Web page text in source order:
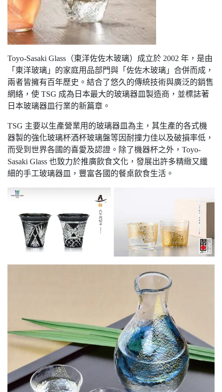
Toyo-Sasaki Glass（東洋佐佐木玻璃）成立於 2002 年，是由
「東洋玻璃」的家庭用品部門與「佐佐木玻璃」合併而成，
兩者皆擁有百年歷史。結合了悠久的傳統技術與廣泛的銷售
網絡，使 TSG 成為日本最大的玻璃器皿製造商，並標誌著
日本玻璃器皿行業的新篇章。
TSG 主要以生產營業用的玻璃器皿為主，其生產的各式機
器製的強化玻璃杯酒杯玻璃盤等因耐撞力佳以及破損率低，
而受到世界各國的喜愛及認證。除了機器杯之外，Toyo-
Sasaki Glass 也致力於推廣飲食文化，發展出許多精緻又纖
細的手工玻璃器皿，豐富各國的餐桌飲食生活。